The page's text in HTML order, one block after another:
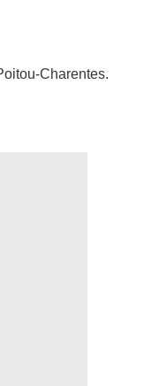
Charentes.